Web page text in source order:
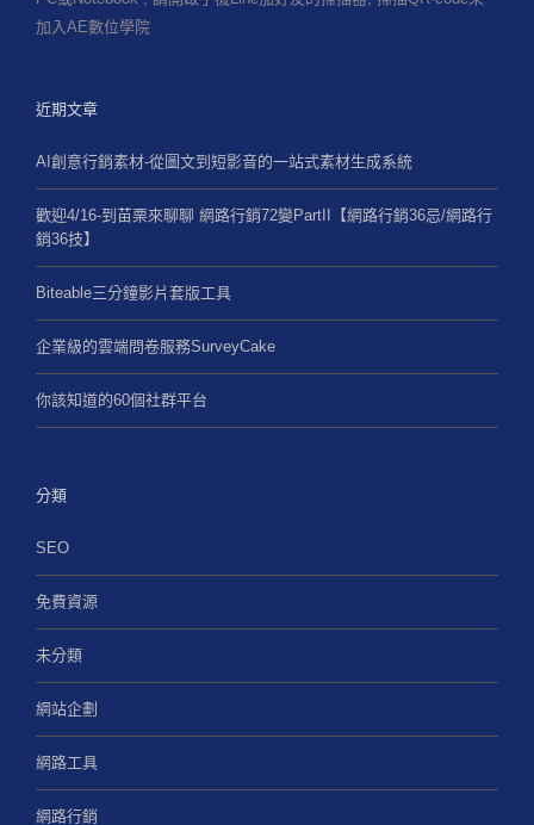
加入AE數位學院
近期文章
AI創意行銷素材-從圖文到短影音的一站式素材生成系統
歡迎4/16-到苗栗來聊聊 網路行銷72變PartII【網路行銷36忌/網路行
銷36技】
Biteable三分鐘影片套版工具
企業級的雲端問卷服務SurveyCake
你該知道的60個社群平台
分類
SEO
免費資源
未分類
網站企劃
網路工具
網路行銷